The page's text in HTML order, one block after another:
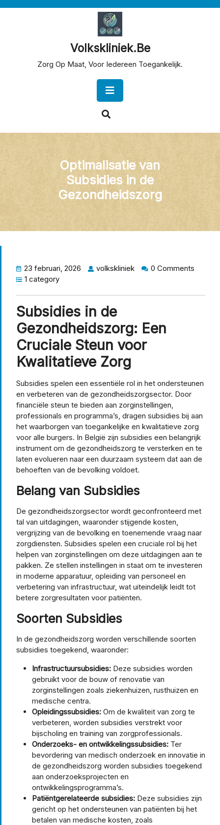
Volkskliniek.be
Zorg Op Maat, Voor Iedereen Toegankelijk.
Button
Optimalisatie van
Subsidies in de
Gezondheidszorg
23 februari, 2026 volkskliniek
0 Comments
1 category
Subsidies in de
Gezondheidszorg: Een
Cruciale Steun voor
Kwalitatieve Zorg
Subsidies spelen een essentiële rol in het ondersteunen
en verbeteren van de gezondheidszorgsector. Door
financiële steun te bieden aan zorginstellingen,
professionals en programma’s, dragen subsidies bij aan
het waarborgen van toegankelijke en kwalitatieve zorg
voor alle burgers. In België zijn subsidies een belangrijk
instrument om de gezondheidszorg te versterken en te
laten evolueren naar een duurzaam systeem dat aan de
behoeften van de bevolking voldoet.
Belang van Subsidies
De gezondheidszorgsector wordt geconfronteerd met
tal van uitdagingen, waaronder stijgende kosten,
vergrijzing van de bevolking en toenemende vraag naar
zorgdiensten. Subsidies spelen een cruciale rol bij het
helpen van zorginstellingen om deze uitdagingen aan te
pakken. Ze stellen instellingen in staat om te investeren
in moderne apparatuur, opleiding van personeel en
verbetering van infrastructuur, wat uiteindelijk leidt tot
betere zorgresultaten voor patiënten.
Soorten Subsidies
In de gezondheidszorg worden verschillende soorten
subsidies toegekend, waaronder:
Infrastructuursubsidies: Deze subsidies worden
gebruikt voor de bouw of renovatie van
zorginstellingen zoals ziekenhuizen, rusthuizen en
medische centra.
Opleidingssubsidies: Om de kwaliteit van zorg te
verbeteren, worden subsidies verstrekt voor
bijscholing en training van zorgprofessionals.
Onderzoeks- en ontwikkelingssubsidies: Ter
bevordering van medisch onderzoek en innovatie in
de gezondheidszorg worden subsidies toegekend
aan onderzoeksprojecten en
ontwikkelingsprogramma’s.
Patiëntgerelateerde subsidies: Deze subsidies zijn
gericht op het ondersteunen van patiënten bij het
betalen van medische kosten, zoals